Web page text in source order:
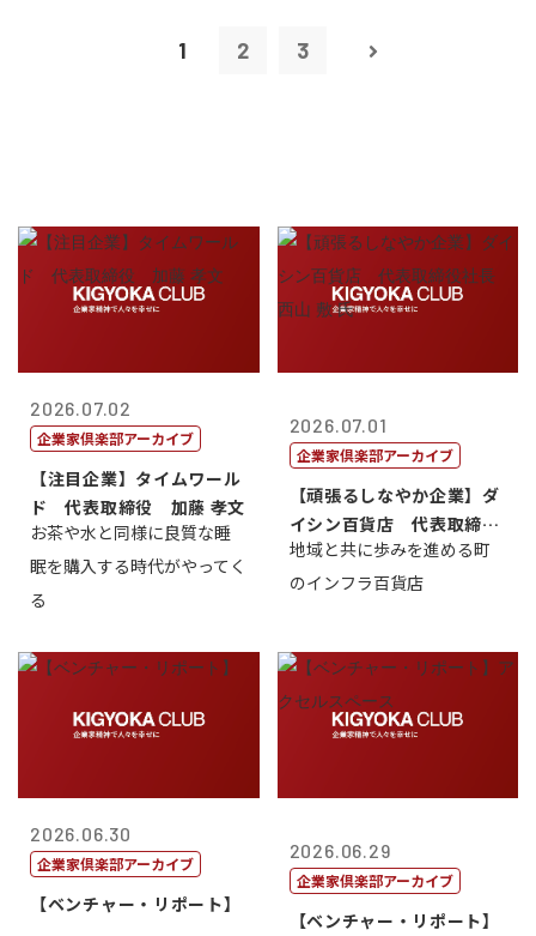
1 2 3
2026.07.02
企業家倶楽部アーカイブ
【注目企業】タイムワール
ド 代表取締役 加藤 孝文
お茶や水と同様に良質な睡
眠を購入する時代がやってく
る
2026.07.01
企業家倶楽部アーカイブ
【頑張るしなやか企業】ダ
イシン百貨店 代表取締役
社長 西山 ...
地域と共に歩みを進める町
のインフラ百貨店
2026.06.30
企業家倶楽部アーカイブ
【ベンチャー・リポート】
2026.06.29
企業家倶楽部アーカイブ
【ベンチャー・リポート】